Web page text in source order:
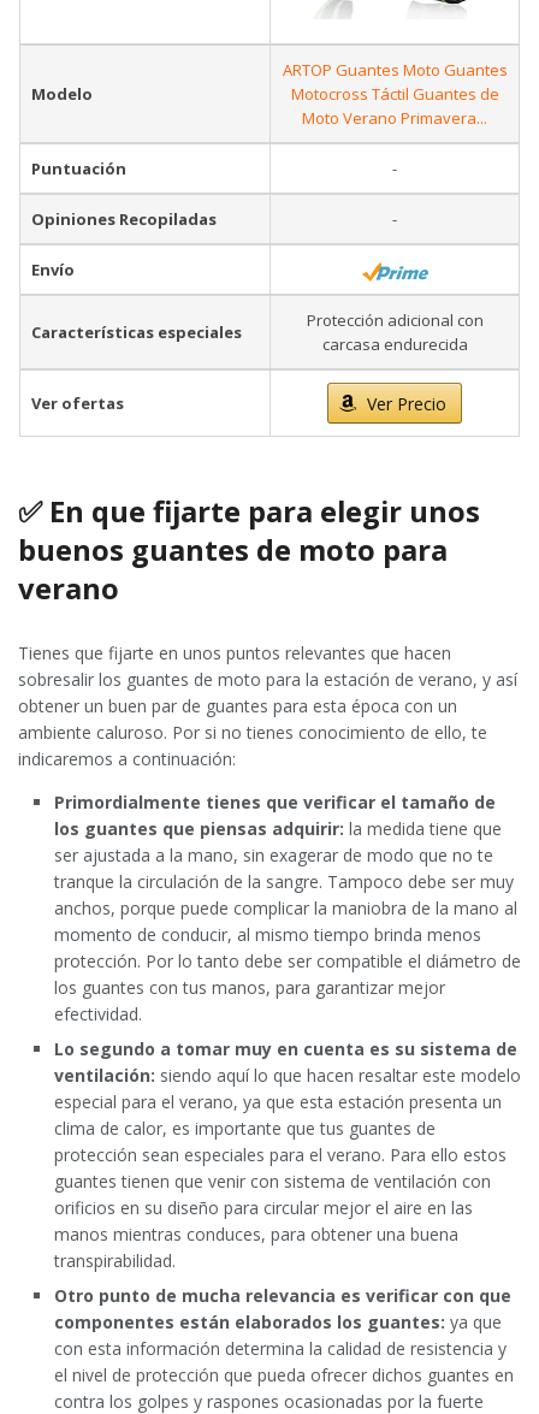
Modelo
ARTOP Guantes Moto Guantes
Motocross Táctil Guantes de
Moto Verano Primavera...
Puntuación -
Opiniones Recopiladas -
Envío
Características especiales
Protección adicional con
carcasa endurecida
Ver ofertas Ver Precio
✅ En que fijarte para elegir unos
buenos guantes de moto para
verano
Tienes que fijarte en unos puntos relevantes que hacen
sobresalir los guantes de moto para la estación de verano, y así
obtener un buen par de guantes para esta época con un
ambiente caluroso. Por si no tienes conocimiento de ello, te
indicaremos a continuación:
Primordialmente tienes que verificar el tamaño de
los guantes que piensas adquirir: la medida tiene que
ser ajustada a la mano, sin exagerar de modo que no te
tranque la circulación de la sangre. Tampoco debe ser muy
anchos, porque puede complicar la maniobra de la mano al
momento de conducir, al mismo tiempo brinda menos
protección. Por lo tanto debe ser compatible el diámetro de
los guantes con tus manos, para garantizar mejor
efectividad.
Lo segundo a tomar muy en cuenta es su sistema de
ventilación: siendo aquí lo que hacen resaltar este modelo
especial para el verano, ya que esta estación presenta un
clima de calor, es importante que tus guantes de
protección sean especiales para el verano. Para ello estos
guantes tienen que venir con sistema de ventilación con
orificios en su diseño para circular mejor el aire en las
manos mientras conduces, para obtener una buena
transpirabilidad.
Otro punto de mucha relevancia es verificar con que
componentes están elaborados los guantes: ya que
con esta información determina la calidad de resistencia y
el nivel de protección que pueda ofrecer dichos guantes en
contra los golpes y raspones ocasionadas por la fuerte